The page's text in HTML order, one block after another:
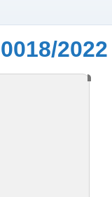
2022